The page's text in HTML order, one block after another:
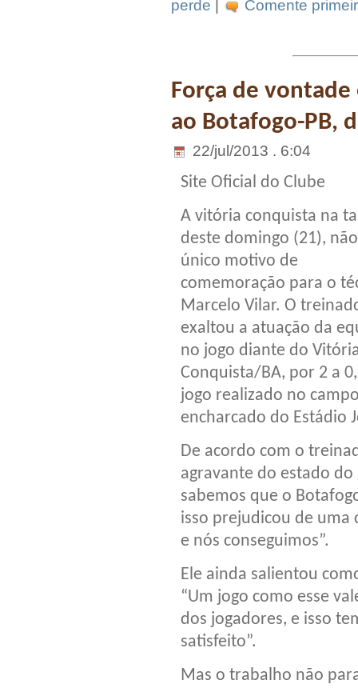
perde | Comente
Força de
ao Botafogo-PB,
22/jul/2013 . 6:04
Site Oficial do Clube
A vitória conquista na
deste domingo (21),
único motivo de
comemoração para o
Marcelo Vilar. O
exaltou a atuação da
no jogo diante do
Conquista/BA, por 2 a
jogo realizado no
encharcado do Estádio
De acordo com o
agravante do estado
sabemos que o
isso prejudicou de
e nós conseguimos”.
Ele ainda salientou
“Um jogo como esse
dos jogadores, e isso
satisfeito”.
Mas o trabalho não